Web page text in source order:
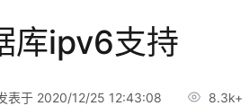
库ipv6支持
表于 2020/12/25 12:43:08 8.3k+